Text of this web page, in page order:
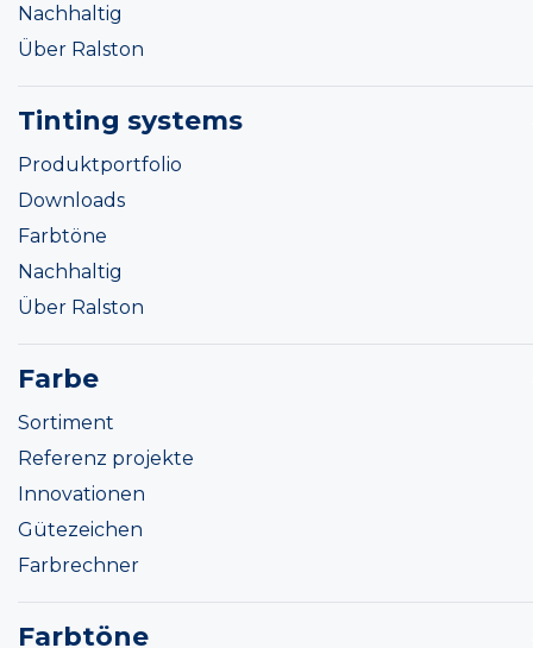
Nachhaltig
Über Ralston
Tinting systems
Produktportfolio
Downloads
Farbtöne
Nachhaltig
Über Ralston
Farbe
Sortiment
Referenz projekte
Innovationen
Gütezeichen
Farbrechner
Farbtöne